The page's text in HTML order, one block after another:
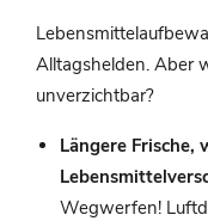
Alltagshelden. Aber
unverzichtbar?
Längere Frische,
Wegwerfen!